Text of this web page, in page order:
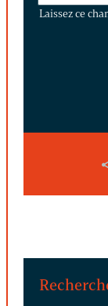
CHAMP
Laissez ce